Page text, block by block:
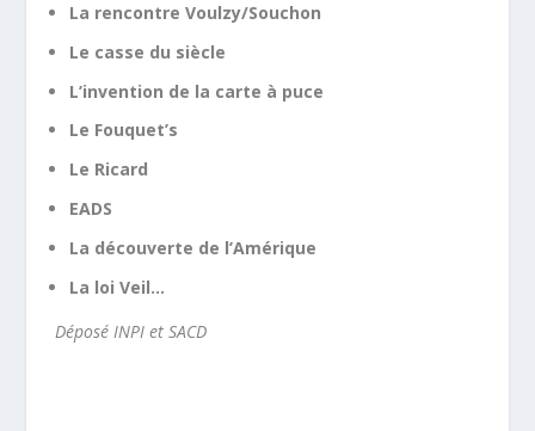
La rencontre Voulzy/Souchon
Le casse du siècle
L’invention de la carte à puce
Le Fouquet’s
Le Ricard
EADS
La découverte de l’Amérique
La loi Veil…
Déposé INPI et SACD